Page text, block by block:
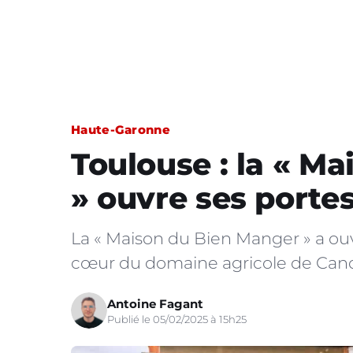
Haute-Garonne
Toulouse : la «
» ouvre ses
La « Maison du Bien Manger » a
cœur du domaine agricole de
Antoine Fagant
Publié le 05/02/2025 à 15h25